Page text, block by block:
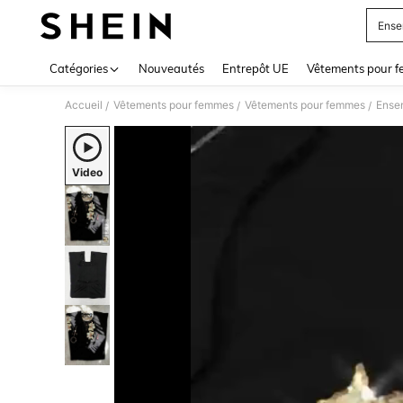
Catégories Nouveautés Entrepôt UE Vêtements pour
Accueil / Vêtements pour femmes / Vêtements pour femmes /
Video